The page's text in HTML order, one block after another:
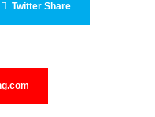
Twitter Share